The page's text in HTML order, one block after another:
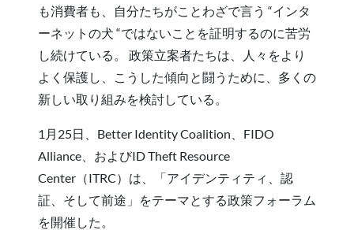
も消費者も、自分たちがことわざで言う “インタ
ーネットの犬 “ではないことを証明するのに苦労
し続けている。 政策立案者たちは、人々をより
よく保護し、こうした傾向と闘うために、多くの
新しい取り組みを検討している。
1月25日、Better Identity Coalition、FIDO
Alliance、およびID Theft Resource
Center（ITRC）は、「アイデンティティ、認
証、そして前途」をテーマとする政策フォーラム
を開催した。